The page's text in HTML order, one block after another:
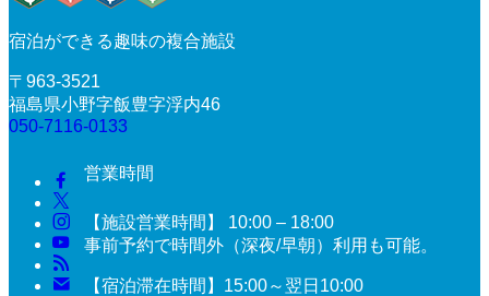
宿泊ができる趣味の複合施設
〒963-3521
福島県小野字飯豊字浮内46
050-7116-0133
営業時間
【施設営業時間】 10:00 – 18:00
事前予約で時間外（深夜/早朝）利用も可能。
【宿泊滞在時間】15:00～翌日10:00